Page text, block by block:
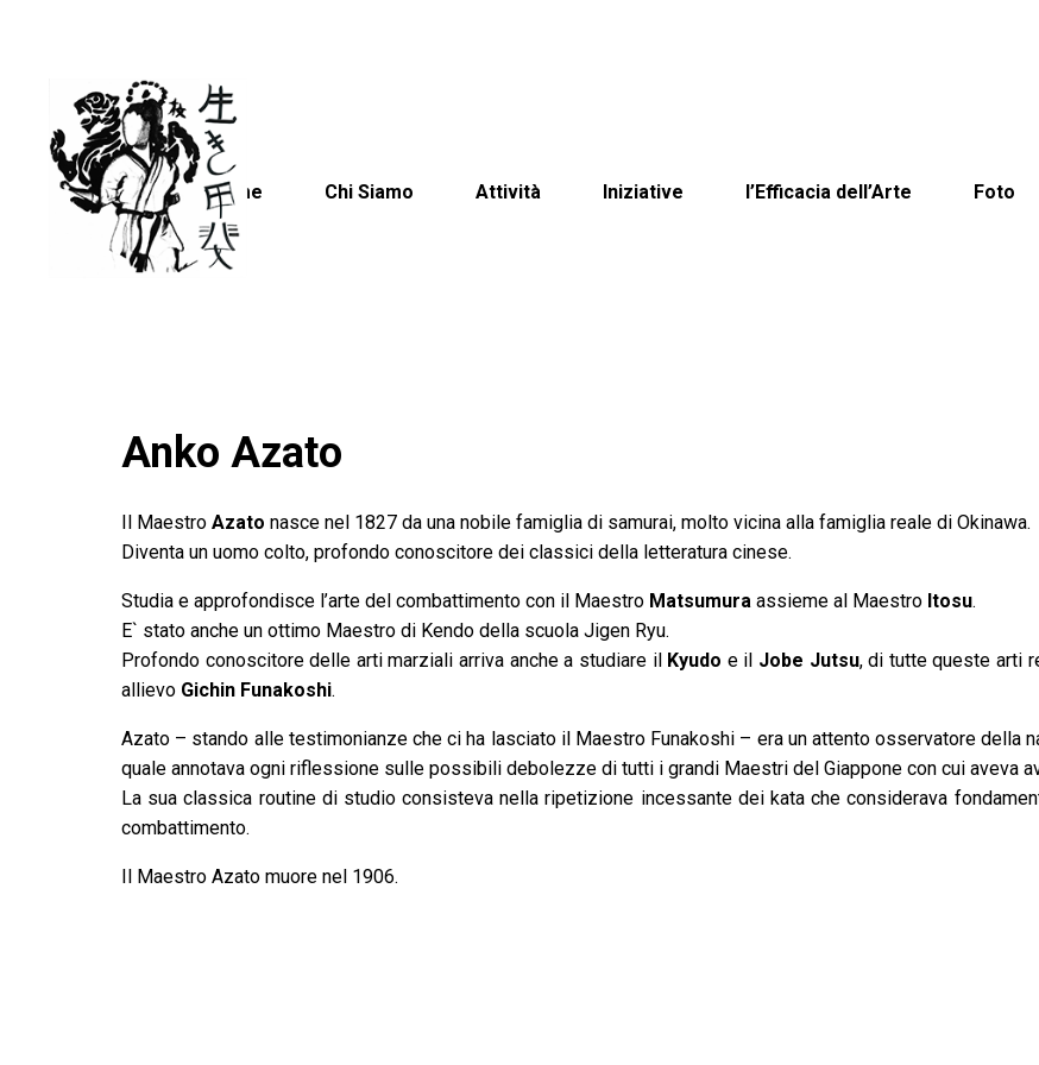
Home Chi Siamo Attività Iniziative l’Efficacia dell’Arte Foto
Anko Azato
Il Maestro Azato nasce nel 1827 da una nobile famiglia di samurai, molto vicina alla famiglia reale di Okinawa.
Diventa un uomo colto, profondo conoscitore dei classici della letteratura cinese.
Studia e approfondisce l’arte del combattimento con il Maestro Matsumura assieme al Maestro Itosu.
E` stato anche un ottimo Maestro di Kendo della scuola Jigen Ryu.
Profondo conoscitore delle arti marziali arriva anche a studiare il Kyudo e il Jobe Jutsu, di tutte queste arti
allievo Gichin Funakoshi.
Azato – stando alle testimonianze che ci ha lasciato il Maestro Funakoshi – era un attento osservatore della
quale annotava ogni riflessione sulle possibili debolezze di tutti i grandi Maestri del Giappone con cui aveva
La sua classica routine di studio consisteva nella ripetizione incessante dei kata che considerava
combattimento.
Il Maestro Azato muore nel 1906.